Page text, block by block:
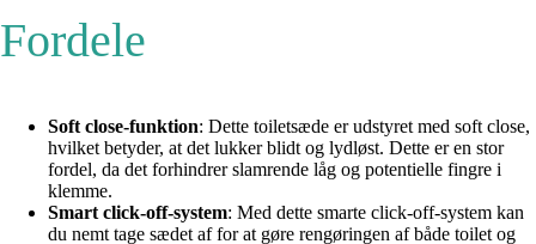
Fordele
Soft close-funktion: Dette toiletsæde er udstyret med soft close,
hvilket betyder, at det lukker blidt og lydløst. Dette er en stor
fordel, da det forhindrer slamrende låg og potentielle fingre i
klemme.
Smart click-off-system: Med dette smarte click-off-system kan
du nemt tage sædet af for at gøre rengøringen af både toilet og